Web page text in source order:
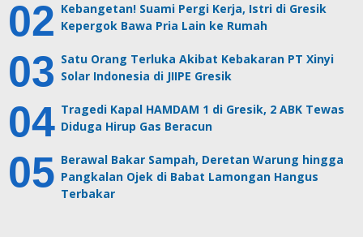
Kebangetan! Suami Pergi Kerja, Istri di Gresik
Kepergok Bawa Pria Lain ke Rumah
Satu Orang Terluka Akibat Kebakaran PT Xinyi
Solar Indonesia di JIIPE Gresik
Tragedi Kapal HAMDAM 1 di Gresik, 2 ABK Tewas
Diduga Hirup Gas Beracun
Berawal Bakar Sampah, Deretan Warung hingga
Pangkalan Ojek di Babat Lamongan Hangus
Terbakar